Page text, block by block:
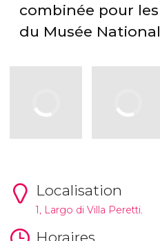
combinée pour
du Musée
Localisation
1, Largo di Villa Peretti.
Horaires